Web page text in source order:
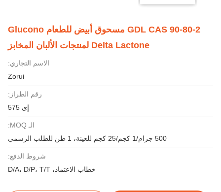
GDL CAS 90-80-2 مسحوق أبيض للطعام Glucono
Delta Lactone لمنتجات الألبان المخابز
الاسم التجاري:
Zorui
رقم الطراز:
إي 575
الـ MOQ:
500 جرام/1 كجم/25 كجم للعينة، 1 طن للطلب الرسمي
شروط الدفع:
خطاب الاعتماد، D/A، D/P، T/T